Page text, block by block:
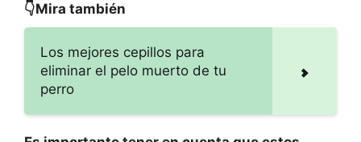
👇Mira también
Los mejores cepillos para
eliminar el pelo muerto de tu
perro